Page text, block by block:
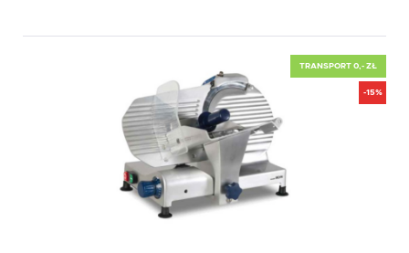
TRANSPORT 0,- ZŁ
-15%